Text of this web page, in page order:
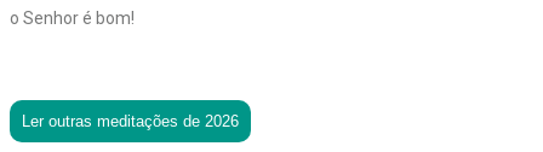
o Senhor é bom!
Ler outras meditações de 2026